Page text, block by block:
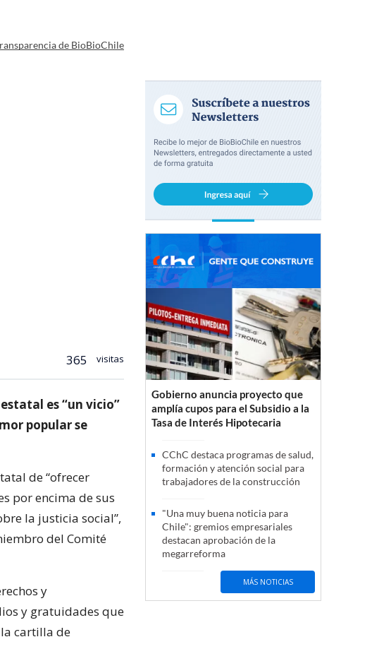
de BioBioChile
365 visitas
es “un vicio”
popular se
de “ofrecer
por encima de sus
la justicia social”,
del Comité
y
y gratuidades que
cartilla de
Gobierno anuncia proyecto que
amplía cupos para el Subsidio a la
Tasa de Interés Hipotecaria
CChC destaca programas de salud,
formación y atención social para
trabajadores de la construcción
"Una muy buena noticia para
Chile": gremios empresariales
destacan aprobación de la
megarreforma
MÁS NOTICIAS